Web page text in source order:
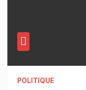
POLITIQUE